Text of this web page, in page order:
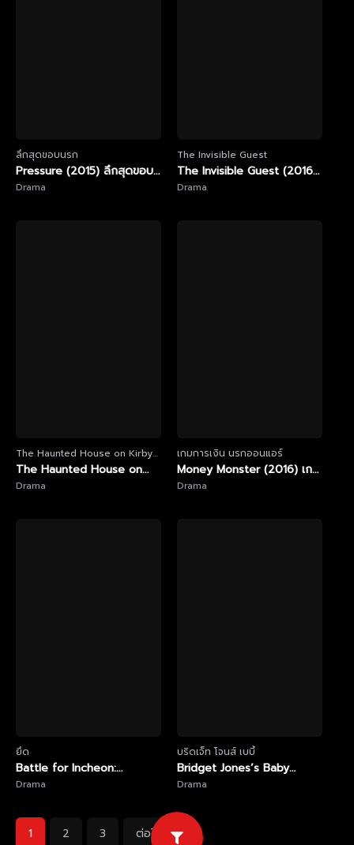
ลึกสุดขอบนรก
Pressure (2015) ลึกสุดขอบ
นรก
Drama
The Invisible Guest
The Invisible Guest (2016)
แขกไม่ได้รับเชิญ
Drama
The Haunted House on Kirby
Road
The Haunted House on
Kirby Road (2016) บ้านผีสิง
Drama
เกมการเงิน นรกออนแอร์
Money Monster (2016) เกม
การเงิน นรกออนแอร์
Drama
ยึด
Battle for Incheon:
Operation Chromite (2016)
Drama
บริดเจ็ท โจนส์ เบบี้
Bridget Jones’s Baby
(2016) บริดเจ็ท โจนส์ เบบี้
Drama
1 2 3 ต่อไป